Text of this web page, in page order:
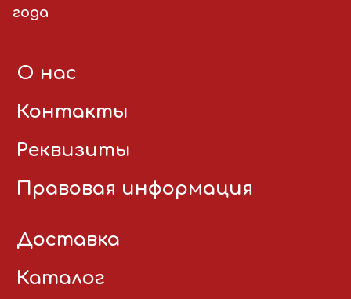
года
О нас
Контакты
Реквизиты
Правовая информация
Доставка
Каталог